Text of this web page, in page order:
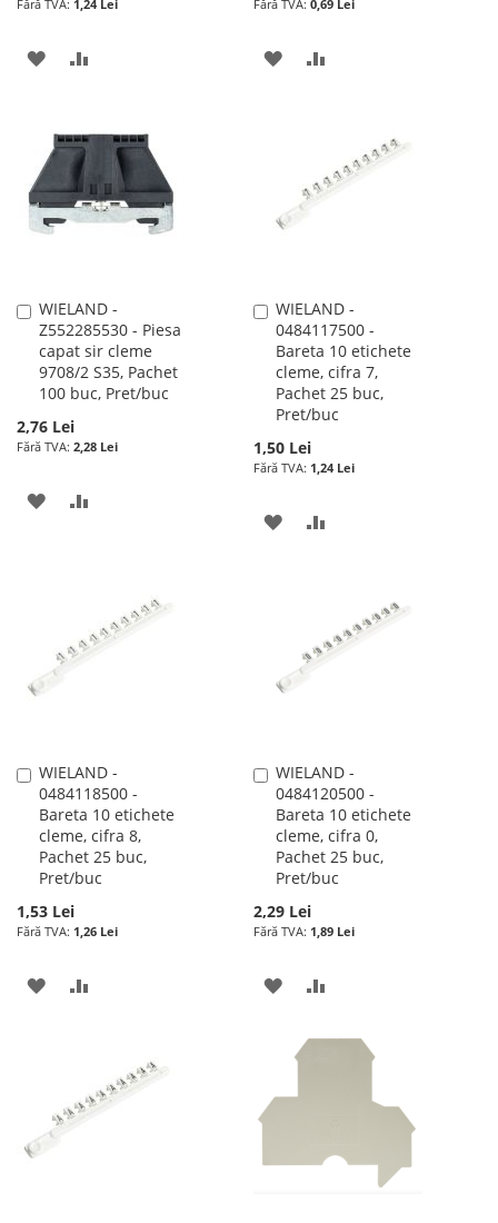
1,24 Lei
ADAUGATI
LISTA
DE
DORINTE
COMPARARE
0,69 Lei
ADAUGATI
DORINTE
WIELAND -
Z552285530 - Piesa
capat sir cleme
9708/2 S35, Pachet
100 buc, Pret/buc
2,76 Lei
2,28 Lei
Adauga
în
cos
ADAUGATI
DORINTE
WIELAND -
0484117500 -
Bareta 10 etichete
cleme, cifra 7,
Pachet 25 buc,
Pret/buc
1,50 Lei
1,24 Lei
Adauga
în
cos
ADAUGATI
DORINTE
WIELAND -
0484118500 -
Bareta 10 etichete
cleme, cifra 8,
Pachet 25 buc,
Pret/buc
1,53 Lei
1,26 Lei
Adauga
în
cos
ADAUGATI
DORINTE
COMPARARE
WIELAND -
0484120500 -
Bareta 10 etichete
cleme, cifra 0,
Pachet 25 buc,
Pret/buc
2,29 Lei
1,89 Lei
Adauga
în
cos
ADAUGATI
LISTA
DE
COMPARARE